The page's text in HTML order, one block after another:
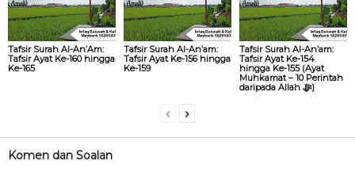
Tafsir Surah Al-An’Am:
Tafsir Ayat Ke-160 hingga
Ke-165
Tafsir Surah Al-An’am:
Tafsir Ayat Ke-156 hingga
Ke-159
Tafsir Surah Al-An’am:
Tafsir Ayat Ke-154
hingga Ke-155 (Ayat
Muhkamat – 10 Perintah
daripada Allah ‎ﷻ)
Komen dan Soalan